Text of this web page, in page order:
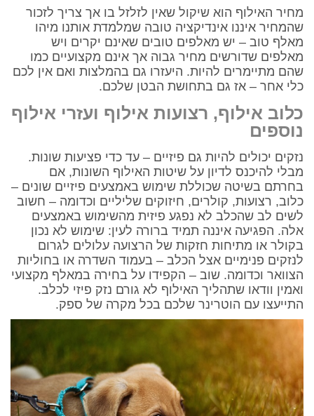
מחיר האילוף הוא שיקול שאין לזלזל בו אך צריך לזכור
שהמחיר איננו אינדיקציה טובה שמלמדת אותנו מיהו
מאלף טוב – יש מאלפים טובים שאינם יקרים ויש
מאלפים שדורשים מחיר גבוה אך אינם מקצועיים כמו
שהם מתיימרים להיות. היעזרו גם בהמלצות ואם אין לכם
כלי אחר – אז גם בתחושת הבטן שלכם.
כלוב אילוף, רצועות אילוף ועזרי אילוף
נוספים
נזקים יכולים להיות גם פיזיים – עד כדי פציעות שונות.
מבלי להיכנס לדיון על שיטות האילוף השונות, אם
בחרתם בשיטה שכוללת שימוש באמצעים פיזיים שונים –
כלוב, רצועות, קולרים, חיזוקים שליליים וכדומה – חשוב
לשים לב שהכלב לא נפגע פיזית מהשימוש באמצעים
אלה. הפגיעה איננה תמיד ברורה לעין: שימוש לא נכון
בקולר או מתיחות חזקות של הרצועה עלולים לגרום
לנזקים פנימיים אצל הכלב – בעמוד השדרה או בחוליות
הצוואר וכדומה. שוב – הקפידו על בחירה במאלף מקצועי
ואמין וודאו שתהליך האילוף לא גורם נזק פיזי לכלב.
התייעצו עם הוטרינר שלכם בכל מקרה של ספק.